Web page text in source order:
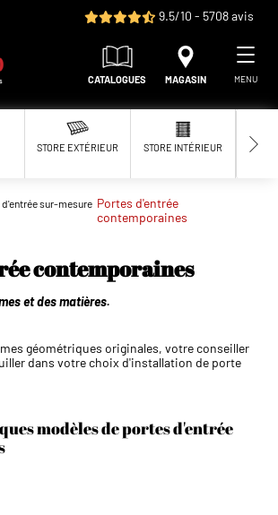
9.5/10 - 5708 avis
CATALOGUES MAGASIN MENU
STORE EXTÉRIEUR STORE INTÉRIEUR
d'entrée sur-mesure Portes d'entrée
contemporaines
contemporaines
et des matières.
géométriques originales, votre conseiller
dans votre choix d'installation de porte
modèles de portes d'entrée